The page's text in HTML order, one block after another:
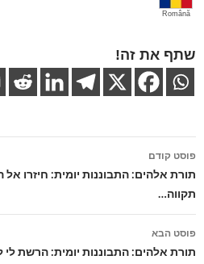
Română
שתף את זה!
ניווט
בפוסטים
פוסט קודם
תורת אלהים: התבוננות יומית: חיזרו
תקווה…
פוסט הבא
תורת אלהים: התבוננות יומית: הרשת